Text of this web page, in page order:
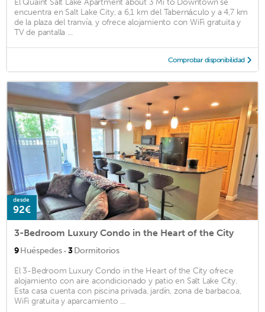
encuentra en Salt Lake City, a 6,1 km del Tabernáculo y a 4,7 km
de la plaza del tranvía, y ofrece alojamiento con WiFi gratuita y
TV de pantalla ...
Comprobar disponibilidad
desde
92€
3-Bedroom Luxury Condo in the Heart of the City
9Huéspedes · 3Dormitorios
El 3-Bedroom Luxury Condo in the Heart of the City ofrece
alojamiento con aire acondicionado y patio en Salt Lake City.
Esta casa cuenta con piscina privada, jardín, zona de barbacoa,
WiFi gratuita y aparcamiento ...